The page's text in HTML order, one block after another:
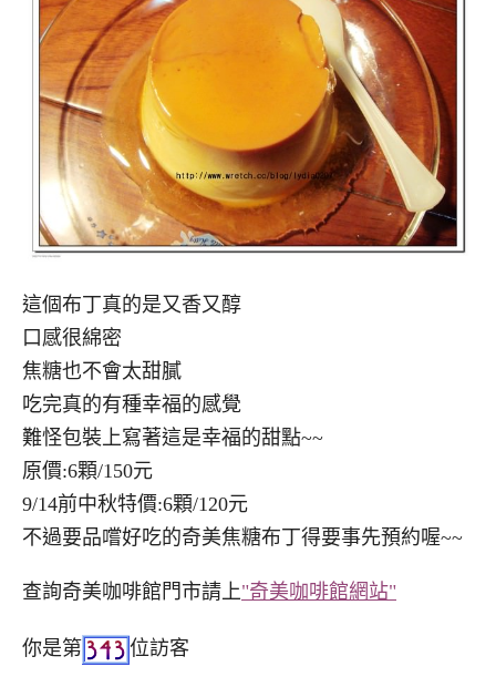
這個布丁真的是又香又醇
口感很綿密
焦糖也不會太甜膩
吃完真的有種幸福的感覺
難怪包裝上寫著這是幸福的甜點~~
原價:6顆/150元
9/14前中秋特價:6顆/120元
不過要品嚐好吃的奇美焦糖布丁得要事先預約喔~~
查詢奇美咖啡館門市請上"奇美咖啡館網站"
你是第 位訪客